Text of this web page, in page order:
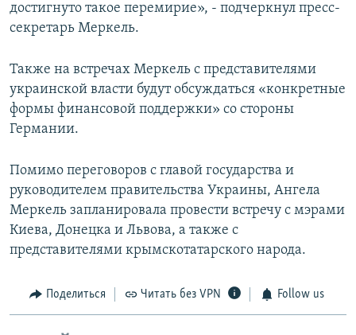
достигнуто такое перемирие», - подчеркнул пресс-
секретарь Меркель.
Также на встречах Меркель с представителями
украинской власти будут обсуждаться «конкретные
формы финансовой поддержки» со стороны
Германии.
Помимо переговоров с главой государства и
руководителем правительства Украины, Ангела
Меркель запланировала провести встречу с мэрами
Киева, Донецка и Львова, а также с
представителями крымскотатарского народа.
Поделиться Читать без VPN Follow us